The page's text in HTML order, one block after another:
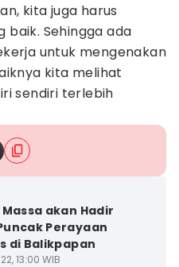
kita juga harus
Sehingga ada
untuk mengenakan
kita melihat
sendiri terlebih
Massa akan Hadir
Perayaan
di Balikpapan
13:00 WIB